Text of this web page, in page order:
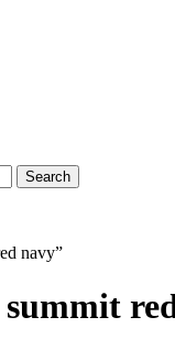
navy”